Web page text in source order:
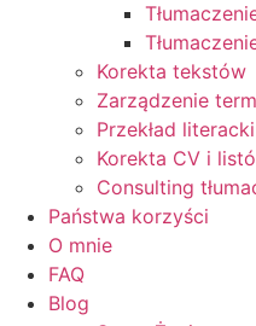
Korekta tekstów
Zarządzenie
Przekład literacki
Korekta CV i
Consulting
Państwa korzyści
O mnie
FAQ
Blog